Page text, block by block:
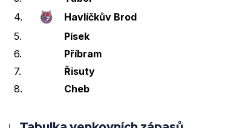
4.
Havlíčkův Brod
5.
Písek
6.
Příbram
7.
Řisuty
8.
Cheb